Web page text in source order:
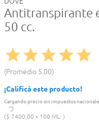
Antitranspirante
50 cc.
Promedio 5.00
¡Calificá este producto!
Cargando precio sin impuestos
$ 7400,00 100 ML.